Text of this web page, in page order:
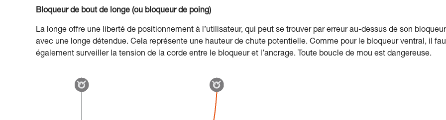
Bloqueur de bout de longe (ou bloqueur de poing)
La longe offre une liberté de positionnement à l’utilisateur, qui peut se trouver par erreur au-dessus de son
avec une longe détendue. Cela représente une hauteur de chute potentielle. Comme pour le bloqueur ventral, il
également surveiller la tension de la corde entre le bloqueur et l’ancrage. Toute boucle de mou est dangereuse.